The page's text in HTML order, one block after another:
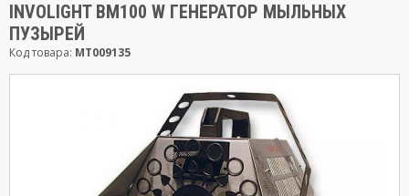
INVOLIGHT BM100 W ГЕНЕРАТОР МЫЛЬНЫХ
ПУЗЫРЕЙ
Код товара: MT009135